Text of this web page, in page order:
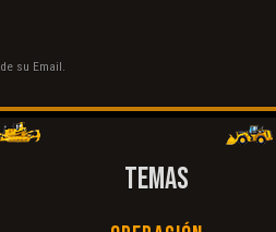
de su Email.
TEMAS